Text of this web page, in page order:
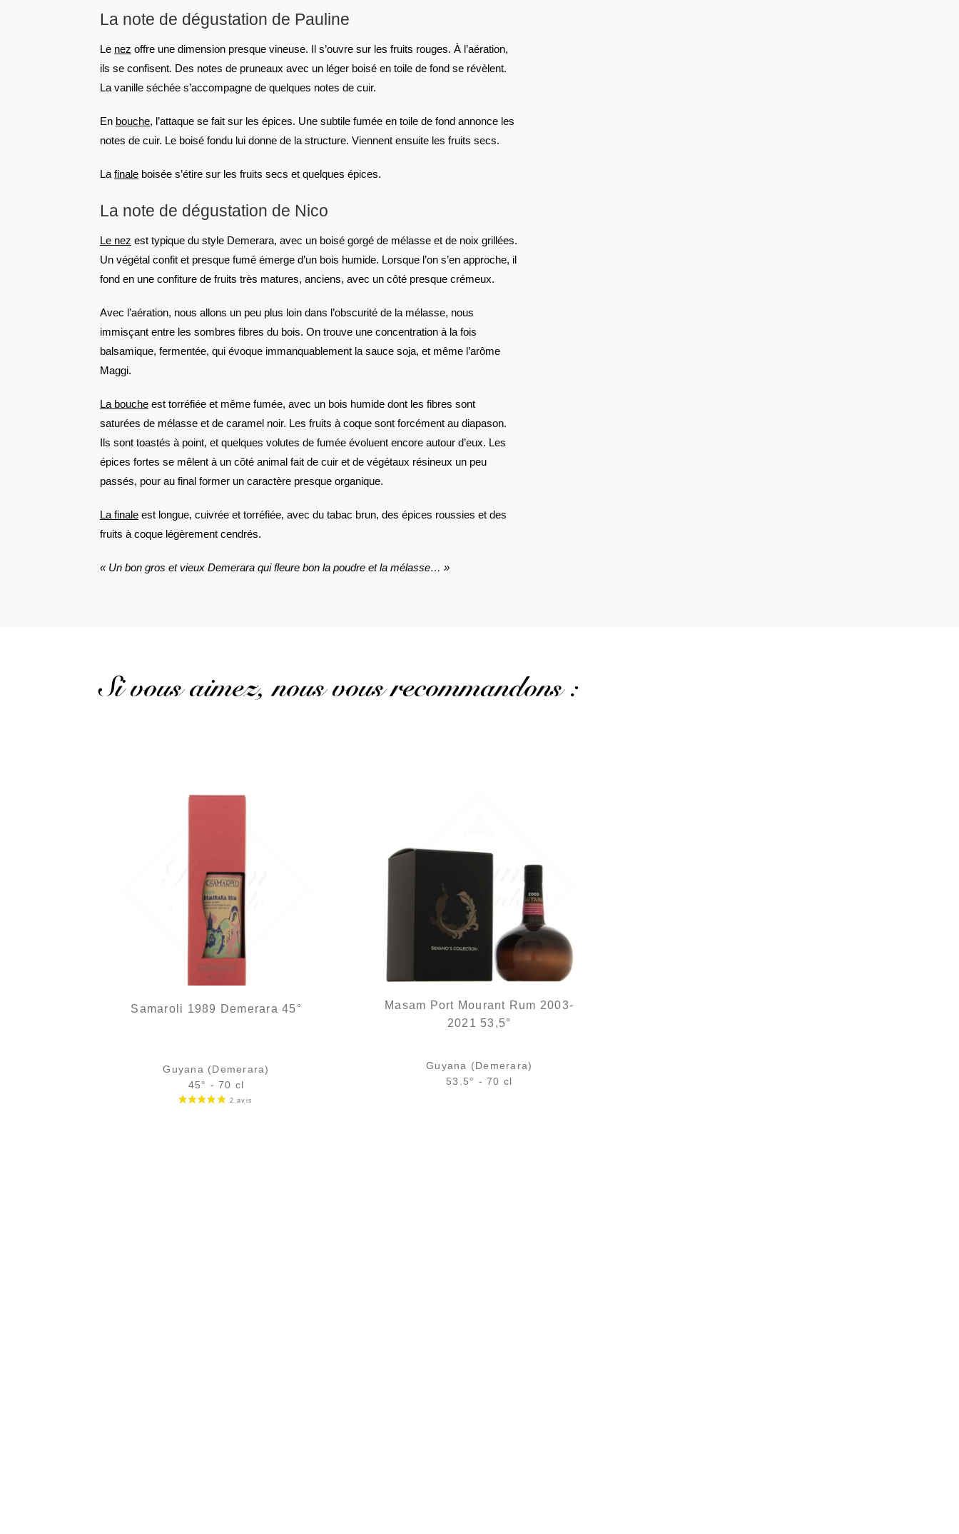
La note de dégustation de Pauline
Le nez offre une dimension presque vineuse. Il s’ouvre sur les fruits rouges. À l’aération,
ils se confisent. Des notes de pruneaux avec un léger boisé en toile de fond se révèlent.
La vanille séchée s’accompagne de quelques notes de cuir.
En bouche, l’attaque se fait sur les épices. Une subtile fumée en toile de fond annonce les
notes de cuir. Le boisé fondu lui donne de la structure. Viennent ensuite les fruits secs.
Lafinale boisée s’étire sur les fruits secs et quelques épices.
La note de dégustation de Nico
Le nez est typique du style Demerara, avec un boisé gorgé de mélasse et de noix grillées.
Un végétal confit et presque fumé émerge d’un bois humide. Lorsque l’on s’en approche, il
fond en une confiture de fruits très matures, anciens, avec un côté presque crémeux.
Avec l’aération, nous allons un peu plus loin dans l’obscurité de la mélasse, nous
immisçant entre les sombres fibres du bois. On trouve une concentration à la fois
balsamique, fermentée, qui évoque immanquablement la sauce soja, et même l’arôme
Maggi.
La bouche est torréfiée et même fumée, avec un bois humide dont les fibres sont
saturées de mélasse et de caramel noir. Les fruits à coque sont forcément au diapason.
Ils sont toastés à point, et quelques volutes de fumée évoluent encore autour d’eux. Les
épices fortes se mêlent à un côté animal fait de cuir et de végétaux résineux un peu
passés, pour au final former un caractère presque organique.
La finale est longue, cuivrée et torréfiée, avec du tabac brun, des épices roussies et des
fruits à coque légèrement cendrés.
« Un bon gros et vieux Demerara qui fleure bon la poudre et la mélasse… »
Si vous aimez, nous vous recommandons :
Samaroli 1989 Demerara 45°
Guyana (Demerara)
45° - 70 cl
Masam Port Mourant Rum 2003-
2021 53,5°
Guyana (Demerara)
53.5° - 70 cl